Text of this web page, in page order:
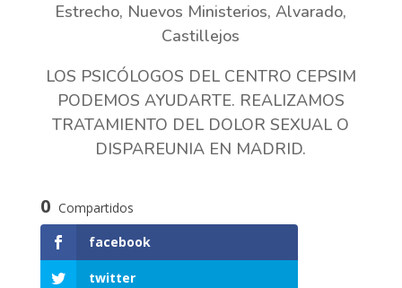
Estrecho, Nuevos Ministerios, Alvarado,
Castillejos
LOS PSICÓLOGOS DEL CENTRO CEPSIM
PODEMOS AYUDARTE. REALIZAMOS
TRATAMIENTO DEL DOLOR SEXUAL O
DISPAREUNIA EN MADRID.
0 Compartidos
facebook
twitter